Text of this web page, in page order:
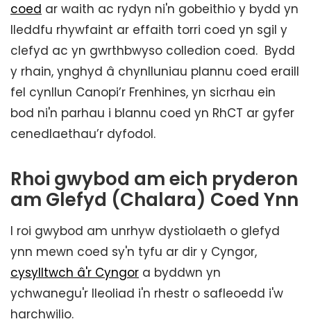
coed ar waith ac rydyn ni'n gobeithio y bydd yn
lleddfu rhywfaint ar effaith torri coed yn sgil y
clefyd ac yn gwrthbwyso colledion coed. Bydd
y rhain, ynghyd â chynlluniau plannu coed eraill
fel cynllun Canopi’r Frenhines, yn sicrhau ein
bod ni'n parhau i blannu coed yn RhCT ar gyfer
cenedlaethau’r dyfodol.
Rhoi gwybod am eich pryderon
am Glefyd (Chalara) Coed Ynn
I roi gwybod am unrhyw dystiolaeth o glefyd
ynn mewn coed sy'n tyfu ar dir y Cyngor,
cysylltwch â'r Cyngor a byddwn yn
ychwanegu'r lleoliad i'n rhestr o safleoedd i'w
harchwilio.